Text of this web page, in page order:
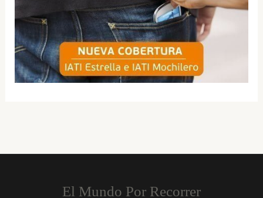
El Mundo Por Recorrer